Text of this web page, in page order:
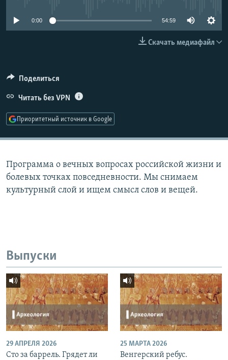
Все сайты РСЕ/РС
0:00 54:59
Скачать медиафайл
Поделиться
Читать без VPN
Приоритетный источник в Google
Программа о вечных вопросах российской жизни и
болевых точках повседневности. Мы снимаем
культурный слой и ищем смысл слов и вещей.
Выпуски
29 АПРЕЛЯ 2026
Сто за баррель. Грядет ли
25 МАРТА 2026
Венгерский ребус.